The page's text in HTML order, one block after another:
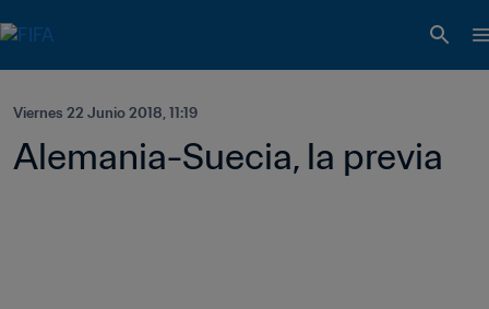
Viernes 22 Junio 2018, 11:19
Alemania-Suecia, la previa